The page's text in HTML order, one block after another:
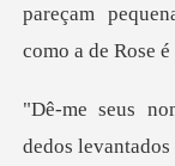
pareçam
os